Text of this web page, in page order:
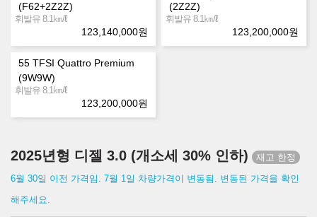
(F62+2Z2Z)
휘발유 8.1㎞/ℓ
123,140,000원
(2Z2Z)
휘발유 8.1㎞/ℓ
123,200,000원
55 TFSI Quattro Premium
(9W9W)
휘발유 8.1㎞/ℓ
123,200,000원
2025년형 디젤 3.0 (개소세 30% 인하)
6월 30일 이전 가격임. 7월 1일 차량가격이 변동됨. 변동된 가격을 확인
해주세요.